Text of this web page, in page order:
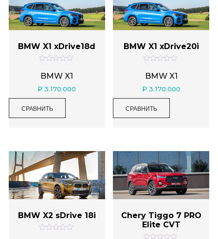
BMW X1 xDrive18d
ц
е
н
к
а
0
и
з
BMW X1
₽ 3.170.000
СРАВНИТЬ
BMW X1 xDrive20i
ц
е
н
к
а
0
и
з
BMW X1
₽3.170.000
СРАВНИТЬ
BMW X2 sDrive 18i
Chery Tiggo 7 PRO
Elite CVT